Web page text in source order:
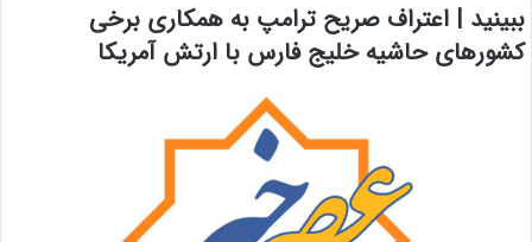
ببینید | اعتراف صریح ترامپ به همکاری برخی
کشورهای حاشیه خلیج فارس با ارتش آمریکا